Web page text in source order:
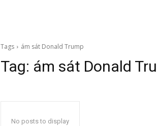
Tags ám sát Donald Trump
Tag: ám sát Donald
No posts to display